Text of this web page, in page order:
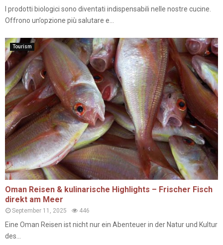
I prodotti biologici sono diventati indispensabili nelle nostre cucine.
Offrono un’opzione più salutare e...
Tourism
Oman Reisen & kulinarische Highlights – Frischer Fisch
direkt am Meer
September 11, 2025 446
Eine Oman Reisen ist nicht nur ein Abenteuer in der Natur und Kultur
des...